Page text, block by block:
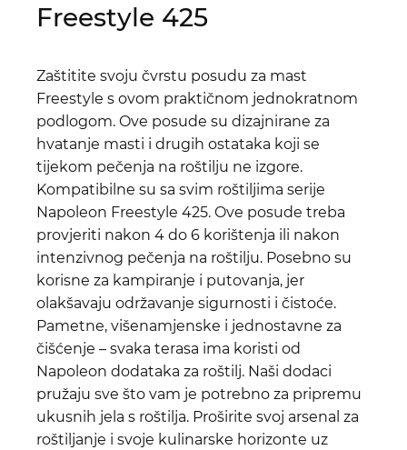
Freestyle 425
Zaštitite svoju čvrstu posudu za mast
Freestyle s ovom praktičnom jednokratnom
podlogom. Ove posude su dizajnirane za
hvatanje masti i drugih ostataka koji se
tijekom pečenja na roštilju ne izgore.
Kompatibilne su sa svim roštiljima serije
Napoleon Freestyle 425. Ove posude treba
provjeriti nakon 4 do 6 korištenja ili nakon
intenzivnog pečenja na roštilju. Posebno su
korisne za kampiranje i putovanja, jer
olakšavaju održavanje sigurnosti i čistoće.
Pametne, višenamjenske i jednostavne za
čišćenje – svaka terasa ima koristi od
Napoleon dodataka za roštilj. Naši dodaci
pružaju sve što vam je potrebno za pripremu
ukusnih jela s roštilja. Proširite svoj arsenal za
roštiljanje i svoje kulinarske horizonte uz